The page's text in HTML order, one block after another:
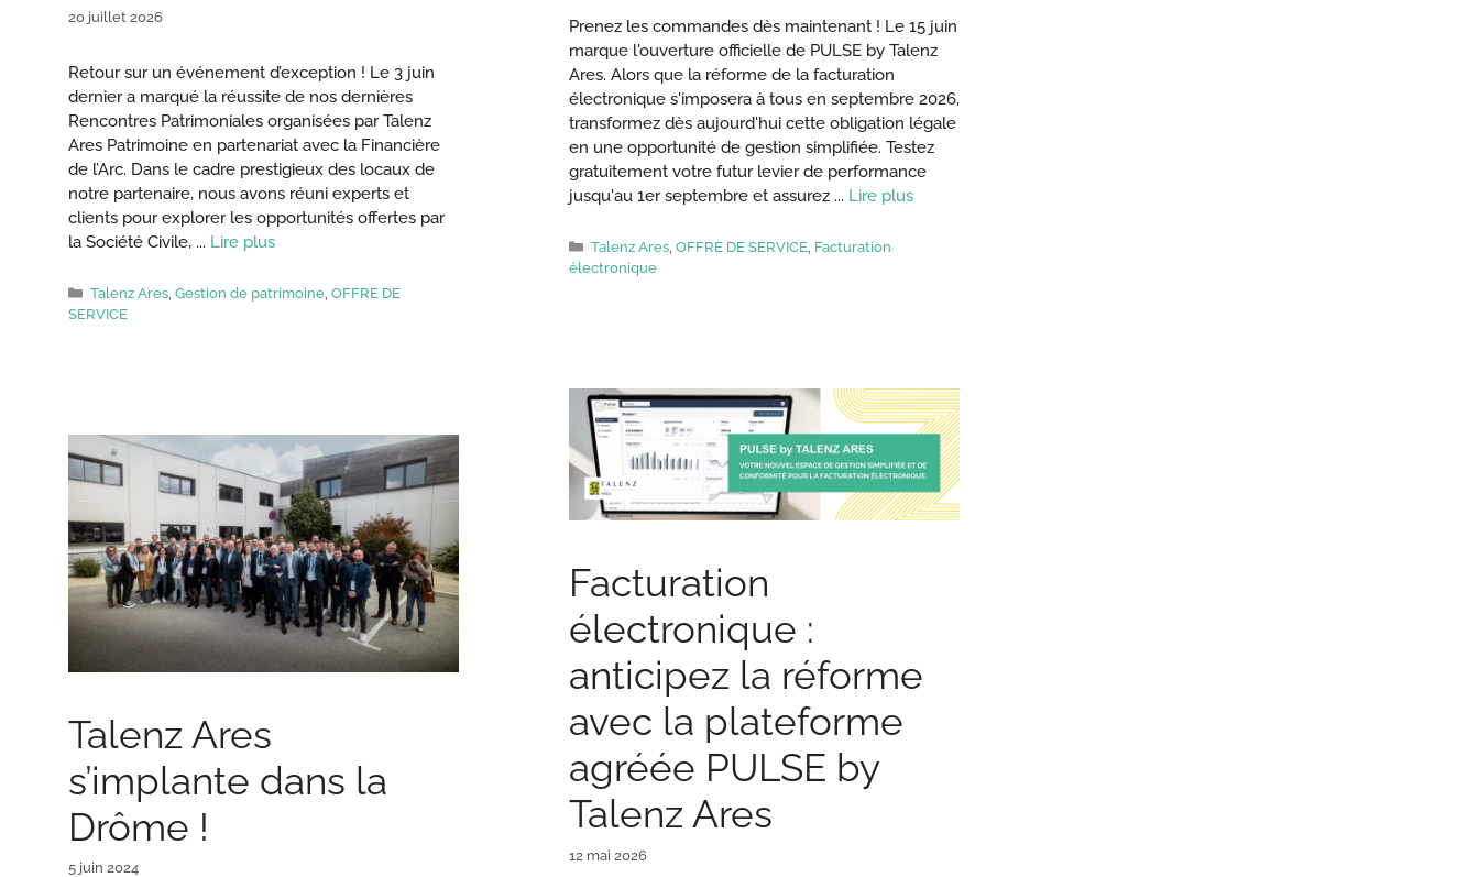
20 juillet 2026
Retour sur un événement d’exception ! Le 3 juin
dernier a marqué la réussite de nos dernières
Rencontres Patrimoniales organisées par Talenz
Ares Patrimoine en partenariat avec la Financière
de l’Arc. Dans le cadre prestigieux des locaux de
notre partenaire, nous avons réuni experts et
clients pour explorer les opportunités offertes par
la Société Civile, ... Lire plus
Catégories
Talenz Ares ,Gestion de patrimoine ,OFFRE DE
SERVICE
Prenez les commandes dès maintenant ! Le 15 juin
marque l'ouverture officielle de PULSE by Talenz
Ares. Alors que la réforme de la facturation
électronique s'imposera à tous en septembre 2026,
transformez dès aujourd'hui cette obligation légale
en une opportunité de gestion simplifiée. Testez
gratuitement votre futur levier de performance
jusqu'au 1er septembre et assurez ... Lire plus
Catégories
Talenz Ares ,OFFRE DE SERVICE Facturation
électronique
Facturation
électronique :
anticipez la réforme
avec la plateforme
agréée PULSE by
Talenz Ares
12 mai 2026
Talenz Ares
s’implante dans la
Drôme !
5 juin 2024